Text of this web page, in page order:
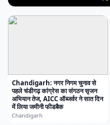
Chandigarh: नगर निगम चुनाव से
पहले चंडीगढ़ कांग्रेस का संगठन सृजन
अभियान तेज, AICC ऑब्जर्वर ने सात दिन
में लिया जमीनी फीडबैक
Chandigarh